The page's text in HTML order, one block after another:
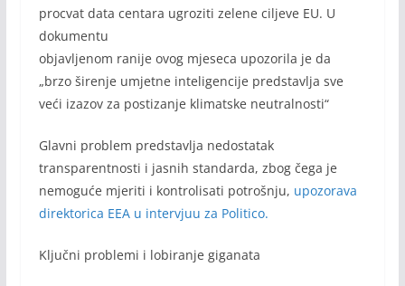
procvat data centara ugroziti zelene ciljeve EU. U
dokumentu
objavljenom ranije ovog mjeseca upozorila je da
„brzo širenje umjetne inteligencije predstavlja sve
veći izazov za postizanje klimatske neutralnosti“
Glavni problem predstavlja nedostatak
transparentnosti i jasnih standarda, zbog čega je
nemoguće mjeriti i kontrolisati potrošnju, upozorava
direktorica EEA u intervjuu za Politico.
Ključni problemi i lobiranje giganata